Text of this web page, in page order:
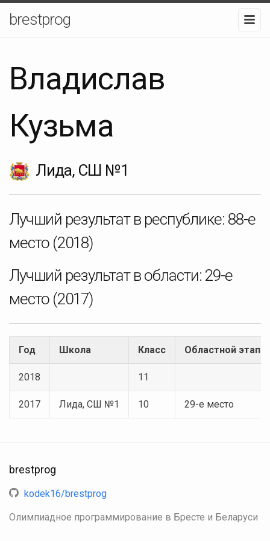
brestprog
Владислав
Кузьма
Лида, СШ №1
Лучший результат в республике: 88-е
место (2018)
Лучший результат в области: 29-е
место (2017)
Год Школа Класс Областной этап
2018 11
2017 Лида, СШ №1 10 29-е место
brestprog
kodek16/brestprog
Олимпиадное программирование в Бресте и Беларуси